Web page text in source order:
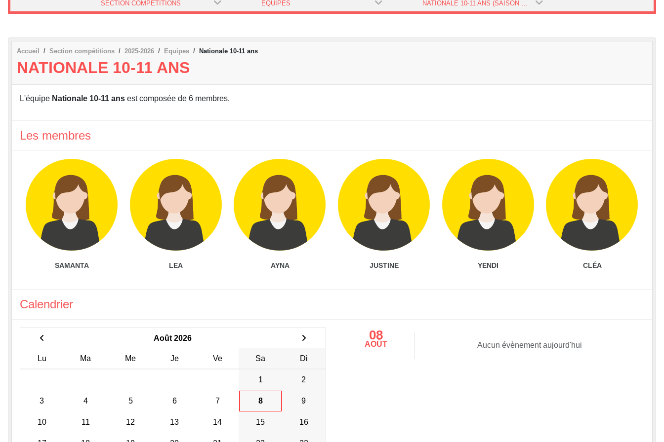
SECTION COMPÉTITIONS ÉQUIPES
Accueil Section compétitions 2025-2026 Equipes Nationale 10-11 ans
NATIONALE 10-11 ANS
L'équipe Nationale 10-11 ans est composée de 6 membres.
Les membres
SAMANTA LEA AYNA JUSTINE YENDI CLÉA
Calendrier
Août 2026
Lu Ma Me Je Ve Sa Di
1 2
3 4 5 6 7 8 9
10 11 12 13 14 15 16
08
AOÛT Aucun évènement aujourd'hui